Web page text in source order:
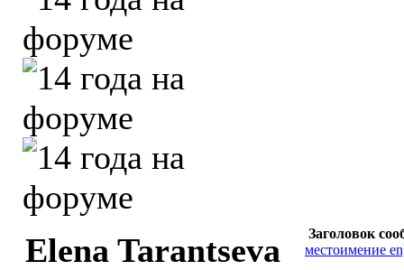
Elena Tarantseva
Заголовок
местоимение